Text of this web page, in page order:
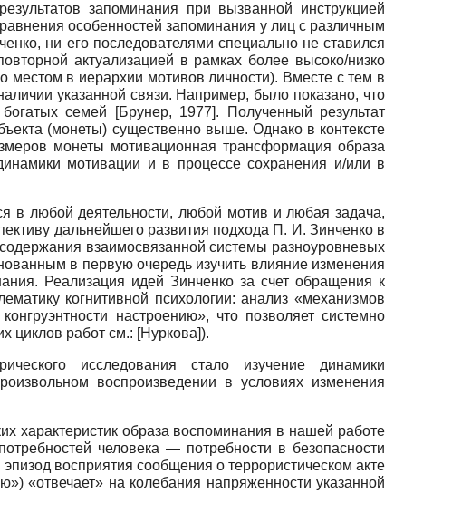
запоминания при вызванной инструкцией
особенностей запоминания у лиц с различным
ни его последователями специально не ставился
актуализацией в рамках более высоко/низко
местом в иерархии мотивов личности). Вместе с тем в
указанной связи. Например, было показано, что
семей
[Брунер, 1977]. Полученный результат
(монеты) существенно выше. Однако в контексте
монеты мотивационная трансформация образа
мотивации и в процессе сохранения и/или в
в любой деятельности, любой мотив и любая задача,
дальнейшего развития подхода П. И. Зинченко в
взаимосвязанной системы разноуровневых
в первую очередь изучить влияние изменения
Реализация идей Зинченко за счет обращения к
когнитивной психологии: анализ «механизмов
настроению», что позволяет системно
циклов работ см.: [Нуркова]).
исследования стало изучение динамики
воспроизведении в условиях изменения
характеристик образа воспоминания в нашей работе
человека — потребности в безопасности
восприятия сообщения о террористическом акте
«отвечает» на колебания напряженности указанной